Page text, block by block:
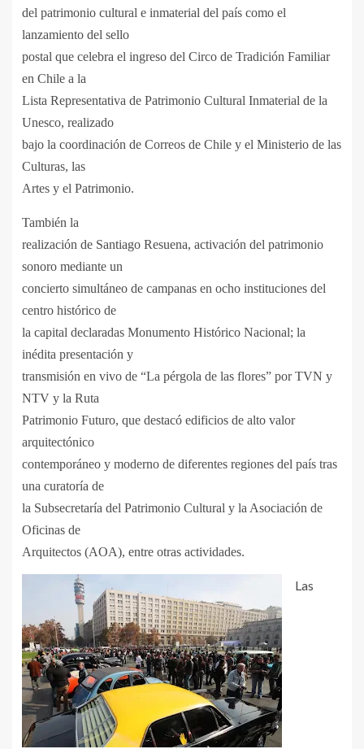
del patrimonio cultural e inmaterial del país como el
lanzamiento del sello
postal que celebra el ingreso del Circo de Tradición Familiar
en Chile a la
Lista Representativa de Patrimonio Cultural Inmaterial de la
Unesco, realizado
bajo la coordinación de Correos de Chile y el Ministerio de las
Culturas, las
Artes y el Patrimonio.
También la
realización de Santiago Resuena, activación del patrimonio
sonoro mediante un
concierto simultáneo de campanas en ocho instituciones del
centro histórico de
la capital declaradas Monumento Histórico Nacional; la
inédita presentación y
transmisión en vivo de “La pérgola de las flores” por TVN y
NTV y la Ruta
Patrimonio Futuro, que destacó edificios de alto valor
arquitectónico
contemporáneo y moderno de diferentes regiones del país tras
una curatoría de
la Subsecretaría del Patrimonio Cultural y la Asociación de
Oficinas de
Arquitectos (AOA), entre otras actividades.
Las